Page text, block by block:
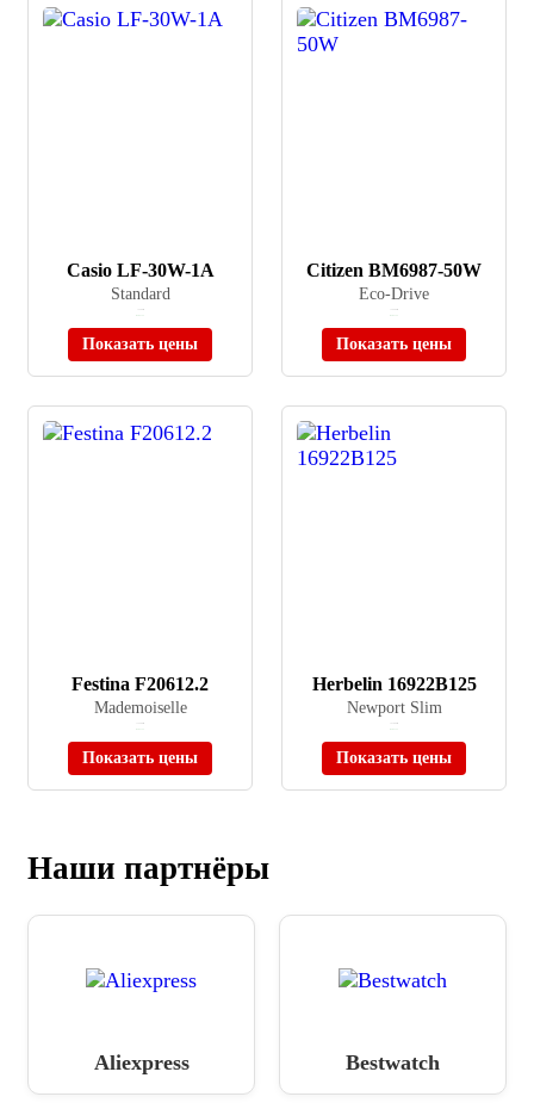
Casio LF-30W-1A
Standard
Показать цены
Citizen BM6987-50W
Eco-Drive
Показать цены
Festina F20612.2
Mademoiselle
Показать цены
Herbelin 16922B125
Newport Slim
Показать цены
Наши партнёры
Aliexpress Bestwatch